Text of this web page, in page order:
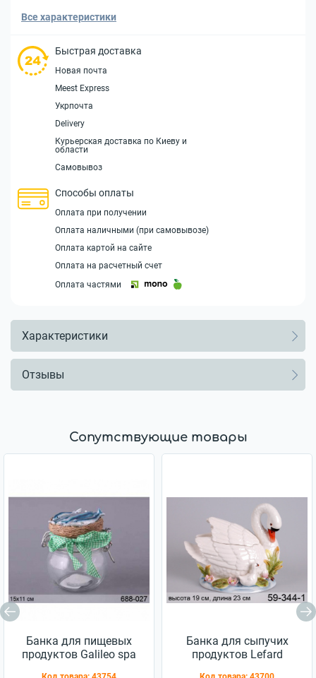
Все характеристики
Быстрая доставка
Новая почта
Meest Express
Укрпочта
Delivery
Курьерская доставка по Киеву и
области
Самовывоз
Способы оплаты
Оплата при получении
Оплата наличными (при самовывозе)
Оплата картой на сайте
Оплата на расчетный счет
Оплата частями
Характеристики
Отзывы
Сопутствующие товары
Банка для пищевых
продуктов Galileo spa
Банка для сыпучих
продуктов Lefard